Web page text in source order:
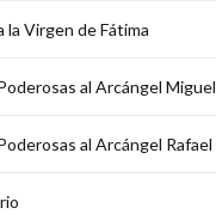
la Virgen de Fátima
al Arcángel Miguel
al Arcángel Rafael